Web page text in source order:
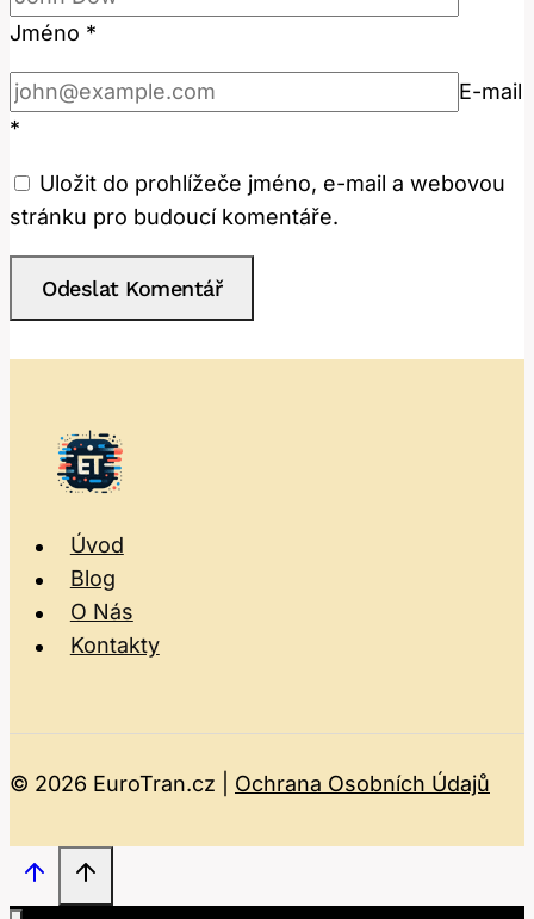
Jméno *
E-mail
*
Uložit do prohlížeče jméno, e-mail a webovou
stránku pro budoucí komentáře.
Úvod
Blog
O Nás
Kontakty
© 2026 EuroTran.cz | Ochrana Osobních Údajů